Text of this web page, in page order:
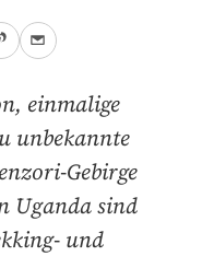
einmalige
unbekannte
Gebirge
Uganda sind
und